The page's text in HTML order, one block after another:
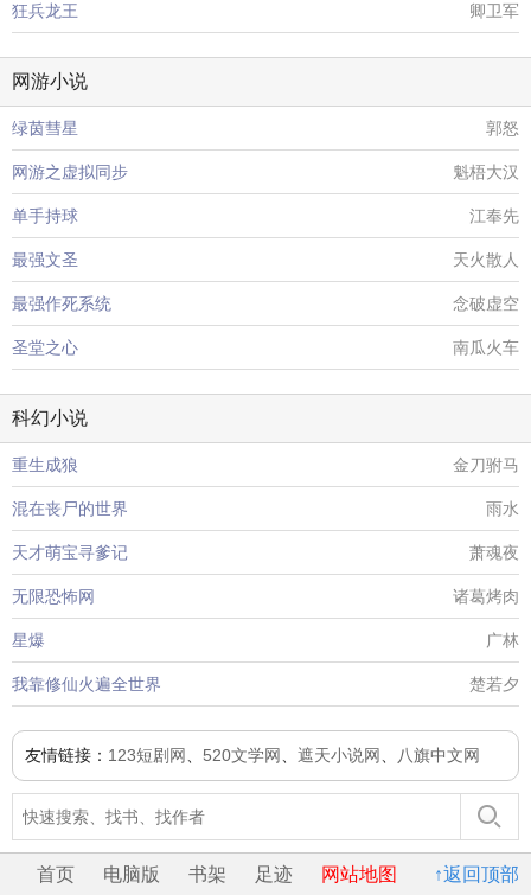
狂兵龙王 卿卫军
网游小说
绿茵彗星 郭怒
网游之虚拟同步 魁梧大汉
单手持球 江奉先
最强文圣 天火散人
最强作死系统 念破虚空
圣堂之心 南瓜火车
科幻小说
重生成狼 金刀驸马
混在丧尸的世界 雨水
天才萌宝寻爹记 萧魂夜
无限恐怖网 诸葛烤肉
星爆 广林
我靠修仙火遍全世界 楚若夕
友情链接： 123短剧网 520文学网 遮天小说网 八旗中文网
↑返回顶部
首页 电脑版 书架 足迹 网站地图